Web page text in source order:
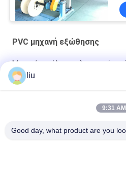
PVC μηχανή εξώθησης
Μηχανή εκχύλισης ηλεκτρικών
1.0-25.0mm ηλεκτρικό καλώδιο
εκτόξευσης extruder καλώδιο
90 mm γραμμή παραγωγής
liu
9:31 AM
Good day, what product are you